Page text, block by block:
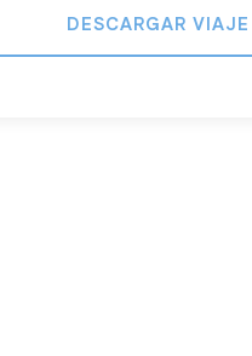
DESCARGAR